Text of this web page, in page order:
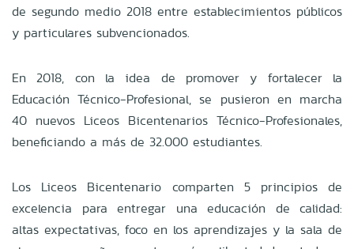
de segundo medio 2018 entre establecimientos públicos
y particulares subvencionados.
En 2018, con la idea de promover y fortalecer la
Educación Técnico-Profesional, se pusieron en marcha
40 nuevos Liceos Bicentenarios Técnico-Profesionales,
beneficiando a más de 32.000 estudiantes.
Los Liceos Bicentenario comparten 5 principios de
excelencia para entregar una educación de calidad:
altas expectativas, foco en los aprendizajes y la sala de